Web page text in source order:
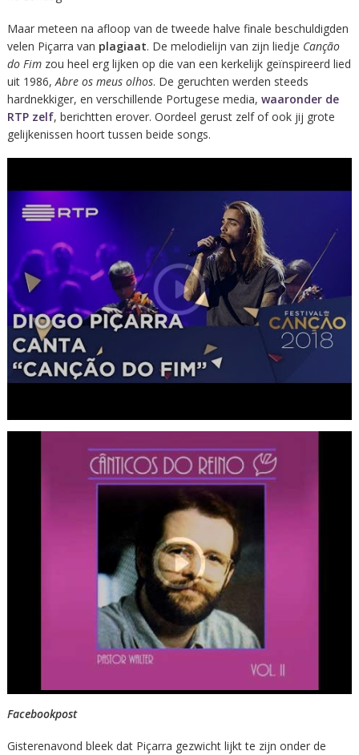
Maar meteen na afloop van de tweede halve finale beschuldigden
velen Piçarra van plagiaat. De melodielijn van zijn liedje Canção
do Fim zou heel erg lijken op die van een kerkelijk geïnspireerd lied
uit 1986, Abre os meus olhos. De geruchten werden steeds
hardnekkiger, en verschillende Portugese media, waaronder de
RTP zelf, berichtten erover. Oordeel gerust zelf of ook jij grote
gelijkenissen hoort tussen beide songs.
Facebookpost
Gisterenavond bleek dat Piçarra gezwicht lijkt te zijn onder de